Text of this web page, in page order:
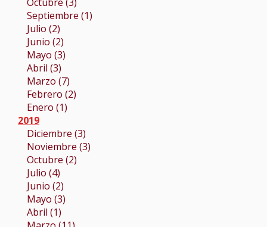
Septiembre (1)
Julio (2)
Junio (2)
Mayo (3)
Abril (3)
Marzo (7)
Febrero (2)
Enero (1)
2019
Diciembre (3)
Noviembre (3)
Octubre (2)
Julio (4)
Junio (2)
Mayo (3)
Abril (1)